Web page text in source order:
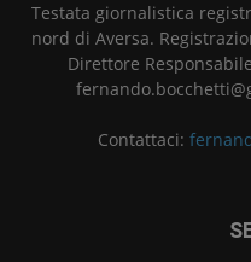
Testata giornalistica
nord di Aversa.
Direttore
Contattaci: